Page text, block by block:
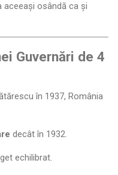
aceeași osândă ca și
Guvernări de 4
în 1937, România
decât în 1932.
echilibrat.